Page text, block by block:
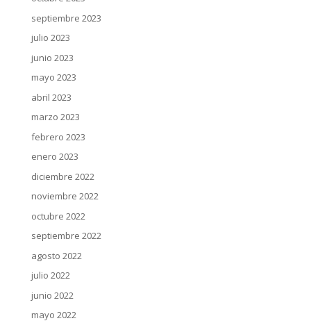
septiembre 2023
julio 2023
junio 2023
mayo 2023
abril 2023
marzo 2023
febrero 2023
enero 2023
diciembre 2022
noviembre 2022
octubre 2022
septiembre 2022
agosto 2022
julio 2022
junio 2022
mayo 2022